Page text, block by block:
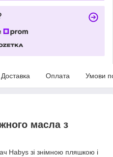
Доставка Оплата Умови
масла з
Habys зі знімною пляшкою і